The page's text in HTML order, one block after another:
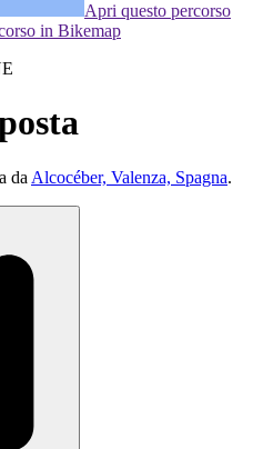
Apri questo percorso
in Bikemap
da Alcocéber, Valenza, Spagna.